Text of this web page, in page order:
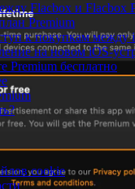
Flacbox и Flacbox
Premium
к покупкам между
на новом iOS-
Premium бесплатно
cookie